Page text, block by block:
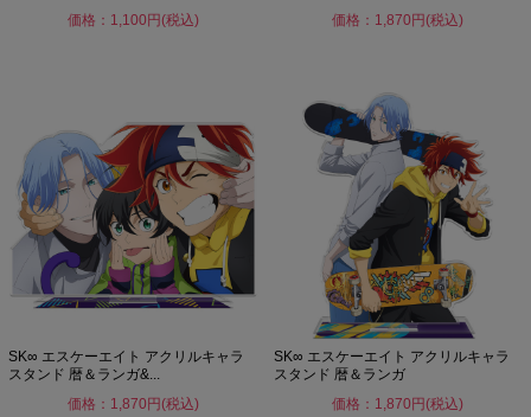
価格：1,100円(税込)
価格：1,870円(税込)
SK∞ エスケーエイト アクリルキャラ
スタンド 暦＆ランガ&...
価格：1,870円(税込)
SK∞ エスケーエイト アクリルキャラ
スタンド 暦＆ランガ
価格：1,870円(税込)